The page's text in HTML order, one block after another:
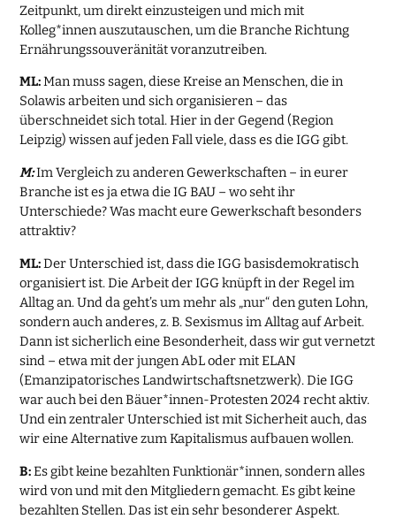
Zeitpunkt, um direkt einzusteigen und mich mit
Kolleg*innen auszutauschen, um die Branche Richtung
Ernährungssouveränität voranzutreiben.
ML:Man muss sagen, diese Kreise an Menschen, die in
Solawis arbeiten und sich organisieren – das
überschneidet sich total. Hier in der Gegend (Region
Leipzig) wissen auf jeden Fall viele, dass es die IGG gibt.
M:Im Vergleich zu anderen Gewerkschaften – in eurer
Branche ist es ja etwa die IG BAU – wo seht ihr
Unterschiede? Was macht eure Gewerkschaft besonders
attraktiv?
ML:Der Unterschied ist, dass die IGG basisdemokratisch
organisiert ist. Die Arbeit der IGG knüpft in der Regel im
Alltag an. Und da geht’s um mehr als „nur“ den guten Lohn,
sondern auch anderes, z. B. Sexismus im Alltag auf Arbeit.
Dann ist sicherlich eine Besonderheit, dass wir gut vernetzt
sind – etwa mit der jungen AbL oder mit ELAN
(Emanzipatorisches Landwirtschaftsnetzwerk). Die IGG
war auch bei den Bäuer*innen-Protesten 2024 recht aktiv.
Und ein zentraler Unterschied ist mit Sicherheit auch, das
wir eine Alternative zum Kapitalismus aufbauen wollen.
B:Es gibt keine bezahlten Funktionär*innen, sondern alles
wird von und mit den Mitgliedern gemacht. Es gibt keine
bezahlten Stellen. Das ist ein sehr besonderer Aspekt.